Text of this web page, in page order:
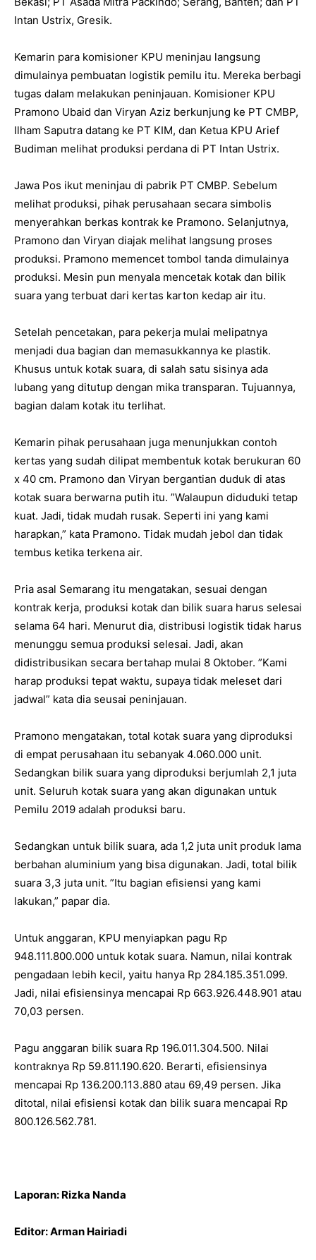
Intan Ustrix, Gresik.
Kemarin para komisioner KPU meninjau langsung
dimulainya pembuatan logistik pemilu itu. Mereka berbagi
tugas dalam melakukan peninjauan. Komisioner KPU
Pramono Ubaid dan Viryan Aziz berkunjung ke PT CMBP,
Ilham Saputra datang ke PT KIM, dan Ketua KPU Arief
Budiman melihat produksi perdana di PT Intan Ustrix.
Jawa Pos ikut meninjau di pabrik PT CMBP. Sebelum
melihat produksi, pihak perusahaan secara simbolis
menyerahkan berkas kontrak ke Pramono. Selanjutnya,
Pramono dan Viryan diajak melihat langsung proses
produksi. Pramono memencet tombol tanda dimulainya
produksi. Mesin pun menyala mencetak kotak dan bilik
suara yang terbuat dari kertas karton kedap air itu.
Setelah pencetakan, para pekerja mulai melipatnya
menjadi dua bagian dan memasukkannya ke plastik.
Khusus untuk kotak suara, di salah satu sisinya ada
lubang yang ditutup dengan mika transparan. Tujuannya,
bagian dalam kotak itu terlihat.
Kemarin pihak perusahaan juga menunjukkan contoh
kertas yang sudah dilipat membentuk kotak berukuran 60
x 40 cm. Pramono dan Viryan bergantian duduk di atas
kotak suara berwarna putih itu. ”Walaupun diduduki tetap
kuat. Jadi, tidak mudah rusak. Seperti ini yang kami
harapkan,” kata Pramono. Tidak mudah jebol dan tidak
tembus ketika terkena air.
Pria asal Semarang itu mengatakan, sesuai dengan
kontrak kerja, produksi kotak dan bilik suara harus selesai
selama 64 hari. Menurut dia, distribusi logistik tidak harus
menunggu semua produksi selesai. Jadi, akan
didistribusikan secara bertahap mulai 8 Oktober. ”Kami
harap produksi tepat waktu, supaya tidak meleset dari
jadwal” kata dia seusai peninjauan.
Pramono mengatakan, total kotak suara yang diproduksi
di empat perusahaan itu sebanyak 4.060.000 unit.
Sedangkan bilik suara yang diproduksi berjumlah 2,1 juta
unit. Seluruh kotak suara yang akan digunakan untuk
Pemilu 2019 adalah produksi baru.
Sedangkan untuk bilik suara, ada 1,2 juta unit produk lama
berbahan aluminium yang bisa digunakan. Jadi, total bilik
suara 3,3 juta unit. ”Itu bagian efisiensi yang kami
lakukan,” papar dia.
Untuk anggaran, KPU menyiapkan pagu Rp
948.111.800.000 untuk kotak suara. Namun, nilai kontrak
pengadaan lebih kecil, yaitu hanya Rp 284.185.351.099.
Jadi, nilai efisiensinya mencapai Rp 663.926.448.901 atau
70,03 persen.
Pagu anggaran bilik suara Rp 196.011.304.500. Nilai
kontraknya Rp 59.811.190.620. Berarti, efisiensinya
mencapai Rp 136.200.113.880 atau 69,49 persen. Jika
ditotal, nilai efisiensi kotak dan bilik suara mencapai Rp
800.126.562.781.
Laporan: Rizka Nanda
Editor: Arman Hairiadi